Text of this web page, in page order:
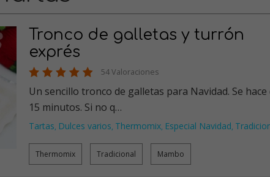
Tronco de galletas y turrón
exprés
54 Valoraciones
Un sencillo tronco de galletas para Navidad. Se hace
15 minutos. Si no q…
Tartas, Dulces varios, Thermomix, Especial Navidad,
Thermomix Tradicional Mambo